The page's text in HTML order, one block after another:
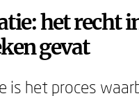
het recht
gevat
is het proces